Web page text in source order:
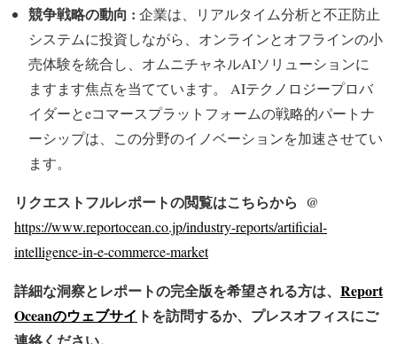
競争戦略の動向 : 企業は、リアルタイム分析と不正防止
システムに投資しながら、オンラインとオフラインの小
売体験を統合し、オムニチャネルAIソリューションに
ますます焦点を当てています。 AIテクノロジープロバ
イダーとeコマースプラットフォームの戦略的パートナ
ーシップは、この分野のイノベーションを加速させてい
ます。
リクエストフルレポートの閲覧はこちらから @
https://www.reportocean.co.jp/industry-reports/artificial-
intelligence-in-e-commerce-market
詳細な洞察とレポートの完全版を希望される方は、 Report
Oceanのウェブサイ トを訪問するか、プレスオフィスにご